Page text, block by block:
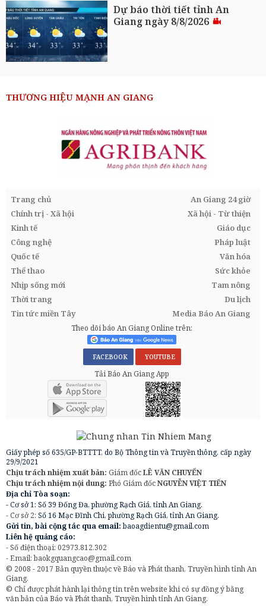
Dự báo thời tiết tỉnh An
Giang ngày 8/8/2026
THƯƠNG HIỆU MẠNH AN GIANG
Trang chủ
An Giang 24 giờ
Chính trị - Xã hội
Xã hội - Từ thiện
Kinh tế
Giáo dục
Công nghệ
Pháp luật
Quốc tế
Văn hóa
Thể thao
Sức khỏe
Nhịp sống mới
Tam nông
Thời trang
Du lịch
Tin tức miền Tây
Media Báo An Giang
Theo dõi báo An Giang Online trên:
FACEBOOK YOUTUBE
Tải Báo An Giang App
Giấy phép số 635/GP-BTTTT, do Bộ Thông tin và Truyền thông, cấp ngày
29/9/2021
Chịu trách nhiệm xuất bản: Giám đốcLÊ VĂN CHUYỂN
Chịu trách nhiệm nội dung: Phó Giám đốcNGUYỄN VIỆT TIẾN
Địa chỉ Tòa soạn:
- Cơ sở 1: Số 39 Đống Đa, phường Rạch Giá, tỉnh An Giang.
- Cơ sở 2: Số 16 Mạc Đĩnh Chi, phường Rạch Giá, tỉnh An Giang.
Gửi tin, bài cộng tác qua email:baoagdientu@gmail.com
Liên hệ quảng cáo:
- Số điện thoại: 02973.812.302
- Email:baokgquangcao@gmail.com
© 2008 - 2017 Bản quyền thuộc về Báo và Phát thanh, Truyền hình tỉnh An
Giang.
© Chỉ được phát hành lại thông tin trên website khi có sự đồng ý bằng
văn bản của Báo và Phát thanh, Truyền hình tỉnh An Giang.